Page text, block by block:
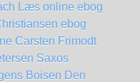
Læs online ebog
ebog
Carsten Frimodt
Saxos
Boisen Den